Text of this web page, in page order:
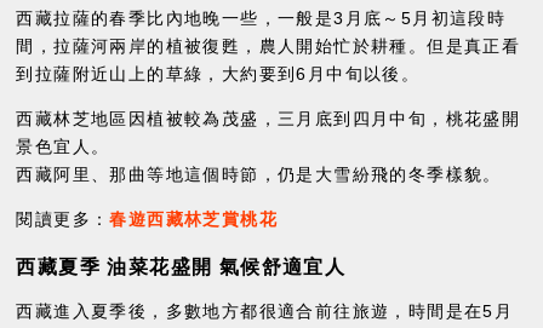
西藏拉薩的春季比內地晚一些，一般是3月底～5月初這段時
間，拉薩河兩岸的植被復甦，農人開始忙於耕種。但是真正看
到拉薩附近山上的草綠，大約要到6月中旬以後。
西藏林芝地區因植被較為茂盛，三月底到四月中旬，桃花盛開
景色宜人。
西藏阿里、那曲等地這個時節，仍是大雪紛飛的冬季樣貌。
閱讀更多：春遊西藏林芝賞桃花
西藏夏季 油菜花盛開 氣候舒適宜人
西藏進入夏季後，多數地方都很適合前往旅遊，時間是在5月